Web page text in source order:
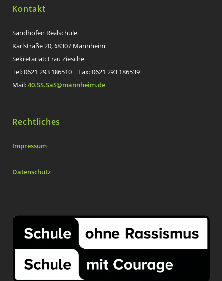
Kontakt
Sandhofen Realschule
Karlstraße 20, 68307 Mannheim
Sekretariat: Frau Ziesche
Tel: 0621 293 186510 | Fax: 0621 293 186539
Mail:40.SS.SaS@mannheim.de
Rechtliches
Impressum
Datenschutz